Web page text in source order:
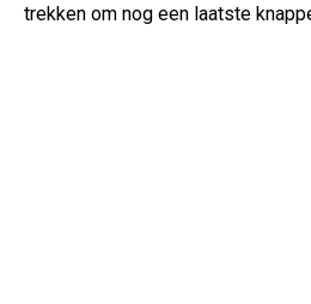
trekken om nog een laatste